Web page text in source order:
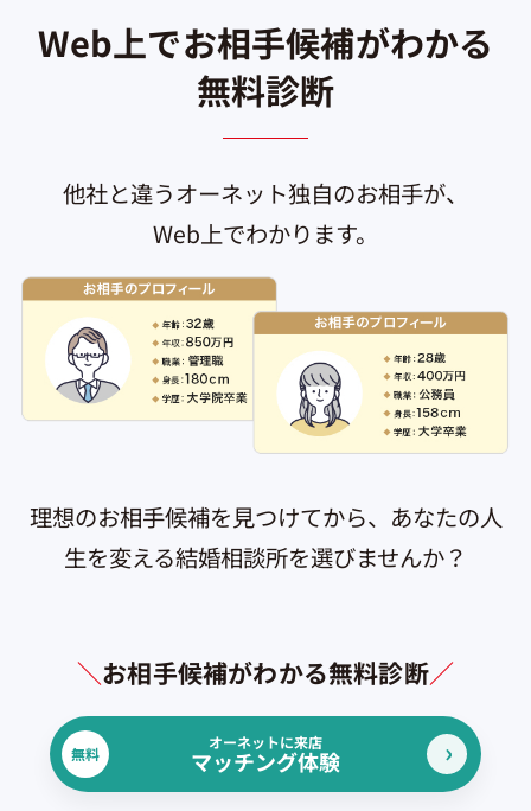
Web上でお相手候補がわかる
無料診断
他社と違うオーネット独自のお相手が、
Web上でわかります。
理想のお相手候補を見つけてから、あなたの人
生を変える結婚相談所を選びませんか？
＼お相手候補がわかる無料診断／
無料
オーネットに来店
マッチング体験